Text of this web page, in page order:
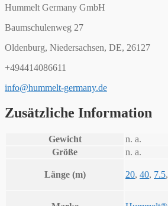
Hummelt Germany GmbH
Baumschulenweg 27
Oldenburg, Niedersachsen, DE, 26127
+494414086611
info@hummelt-germany.de
Zusätzliche Information
Gewicht
n. a.
Größe
n. a.
Länge (m) 20, 40, 7.5,